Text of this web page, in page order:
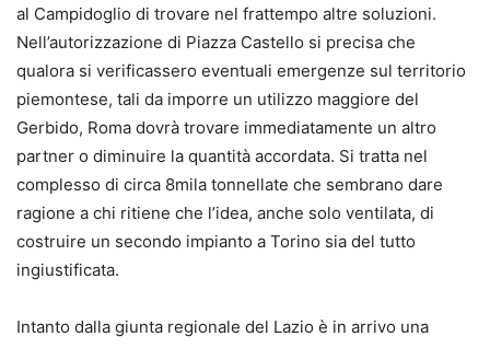
al Campidoglio di trovare nel frattempo altre soluzioni.
Nell’autorizzazione di Piazza Castello si precisa che
qualora si verificassero eventuali emergenze sul territorio
piemontese, tali da imporre un utilizzo maggiore del
Gerbido, Roma dovrà trovare immediatamente un altro
partner o diminuire la quantità accordata. Si tratta nel
complesso di circa 8mila tonnellate che sembrano dare
ragione a chi ritiene che l’idea, anche solo ventilata, di
costruire un secondo impianto a Torino sia del tutto
ingiustificata.
Intanto dalla giunta regionale del Lazio è in arrivo una